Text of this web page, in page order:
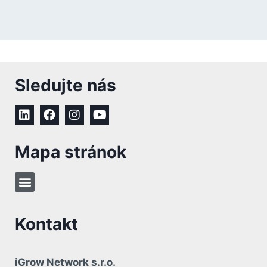
Sledujte nás
Mapa stránok
Kontakt
iGrow Network s.r.o.